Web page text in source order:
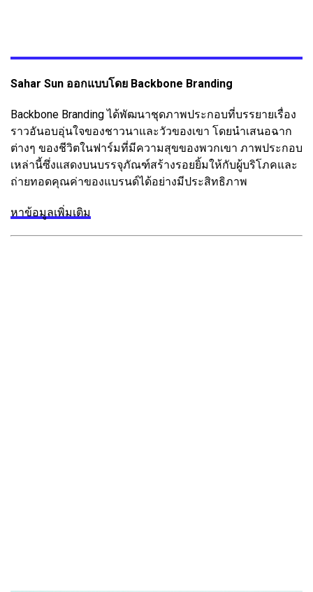
Sahar Sun ออกแบบโดย Backbone Branding
Backbone Branding ได้พัฒนาชุดภาพประกอบที่บรรยายเรื่อง
ราวอันอบอุ่นใจของชาวนาและวัวของเขา โดยนำเสนอฉาก
ต่างๆ ของชีวิตในฟาร์มที่มีความสุขของพวกเขา ภาพประกอบ
เหล่านี้ซึ่งแสดงบนบรรจุภัณฑ์สร้างรอยยิ้มให้กับผู้บริโภคและ
ถ่ายทอดคุณค่าของแบรนด์ได้อย่างมีประสิทธิภาพ
หาข้อมูลเพิ่มเติม